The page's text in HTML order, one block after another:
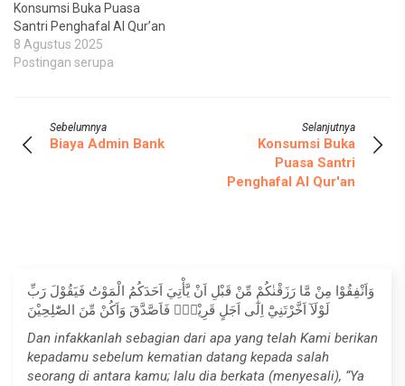
Konsumsi Buka Puasa
Santri Penghafal Al Qur’an
8 Agustus 2025
Postingan serupa
Sebelumnya
Biaya Admin Bank
Selanjutnya
Konsumsi Buka
Puasa Santri
Penghafal Al Qur'an
وَاَنْفِقُوْا مِنْ مَّا رَزَقْنٰكُمْ مِّنْ قَبْلِ اَنْ يَّأْتِيَ اَحَدَكُمُ الْمَوْتُ فَيَقُوْلَ رَبِّ
لَوْلَآ اَخَّرْتَنِيْٓ اِلٰٓى اَجَلٍ قَرِيْبٍۚ فَاَصَّدَّقَ وَاَكُنْ مِّنَ الصّٰلِحِيْنَ
Dan infakkanlah sebagian dari apa yang telah Kami berikan
kepadamu sebelum kematian datang kepada salah
seorang di antara kamu; lalu dia berkata (menyesali), “Ya